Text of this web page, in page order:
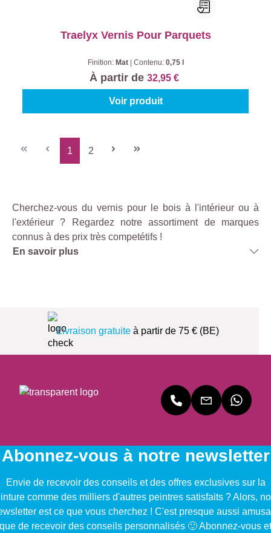
Traelyx Vernis Pour Parquets
Finition: Mat Contenu: 0,75 l
À partir de 32,95 €
Voir produit
Page
1
Page
2
Cherchez-vous du vernis pour le bois à l'intérieur ou à
l'extérieur ? Regardez notre assortiment de marques
connus à des prix très competétifs !
En savoir plus
Livraison gratuiteà partir de 75 € (BE)
Abonnez-vous à notre newsletter
Envie de recevoir des conseils et des offres exclusives sur la
comme des milliers d'autres peintres satisfaits ? Alors,
est ce que vous cherchez ! C'est presque aussi
que de recevoir des conseils personnalisés 🙂 Abonnez-vous et